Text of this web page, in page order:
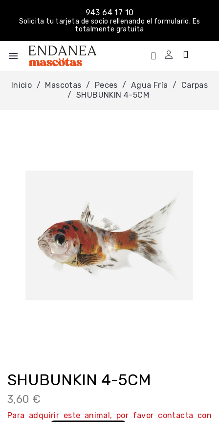
943 64 17 10
Solicita tu tarjeta de socio rellenando el formulario. Es
totalmente gratuita
menu
Inicio Mascotas Peces Agua Fría
Carpas
SHUBUNKIN 4-5CM
SHUBUNKIN 4-5CM
3,60 €
Para adquirir este animal, por favor contacta con